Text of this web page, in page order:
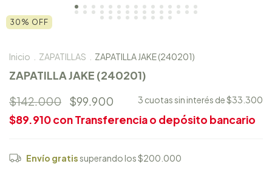
30 % OFF
Inicio ZAPATILLAS ZAPATILLA JAKE (240201)
ZAPATILLA JAKE (240201)
$142.000
$99.900 3 cuotas sin interés de$33.300
$89.910conTransferencia o depósito bancario
Envío gratissuperando los$200.000